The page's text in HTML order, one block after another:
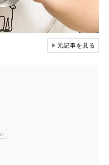
▶元記事を見る